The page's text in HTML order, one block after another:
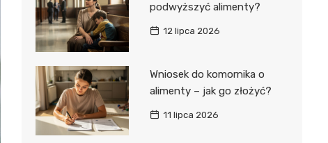
podwyższyć alimenty?
12 lipca 2026
Wniosek do komornika o
alimenty – jak go złożyć?
11 lipca 2026